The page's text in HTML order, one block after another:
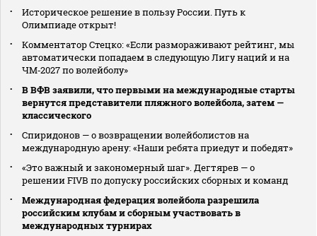
Историческое решение в пользу России. Путь к
Олимпиаде открыт!
Комментатор Стецко: «Если размораживают рейтинг, мы
автоматически попадаем в следующую Лигу наций и на
ЧМ‑2027 по волейболу»
В ВФВ заявили, что первыми на международные старты
вернутся представители пляжного волейбола, затем —
классического
Спиридонов — о возвращении волейболистов на
международную арену: «Наши ребята приедут и победят»
«Это важный и закономерный шаг». Дегтярев — о
решении FIVB по допуску российских сборных и команд
Международная федерация волейбола разрешила
российским клубам и сборным участвовать в
международных турнирах